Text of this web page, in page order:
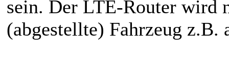
sein. Der LTE-Router wird
(abgestellte) Fahrzeug z.B.